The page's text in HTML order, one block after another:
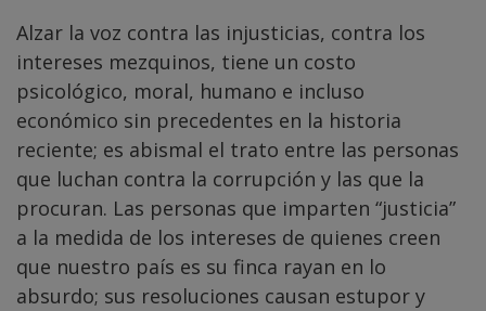
Alzar la voz contra las injusticias, contra los
intereses mezquinos, tiene un costo
psicológico, moral, humano e incluso
económico sin precedentes en la historia
reciente; es abismal el trato entre las personas
que luchan contra la corrupción y las que la
procuran. Las personas que imparten “justicia”
a la medida de los intereses de quienes creen
que nuestro país es su finca rayan en lo
absurdo; sus resoluciones causan estupor y